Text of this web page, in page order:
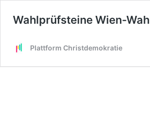
Wahlprüfsteine Wien-
Plattform Christdemokratie